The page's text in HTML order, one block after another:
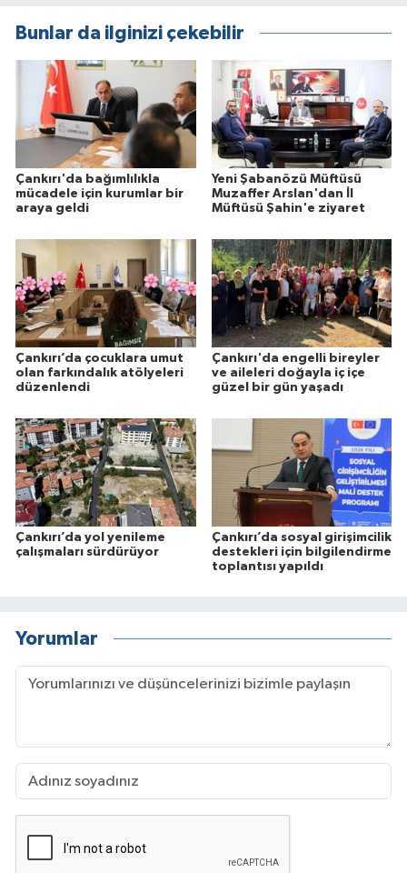
Bunlar da ilginizi çekebilir
Çankırı'da bağımlılıkla
mücadele için kurumlar bir
araya geldi
Yeni Şabanözü Müftüsü
Muzaffer Arslan'dan İl
Müftüsü Şahin'e ziyaret
Çankırı’da çocuklara umut
olan farkındalık atölyeleri
düzenlendi
Çankırı'da engelli bireyler
ve aileleri doğayla iç içe
güzel bir gün yaşadı
Çankırı’da yol yenileme
çalışmaları sürdürüyor
Çankırı’da sosyal girişimcilik
destekleri için bilgilendirme
toplantısı yapıldı
Yorumlar